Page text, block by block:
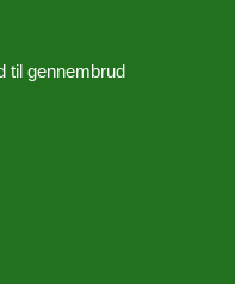
til gennembrud